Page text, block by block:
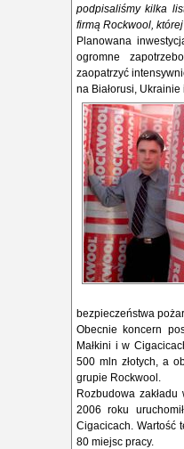
podpisaliśmy kilka
firmą Rockwool,
Planowana
ogromne
zaopatrzyć
na Białorusi,
bezpieczeństwa
Obecnie koncern
Małkini i w
500 mln złotych, a
grupie Rockwool.
Rozbudowa
2006 roku
Cigacicach. Wartość
80 miejsc pracy.